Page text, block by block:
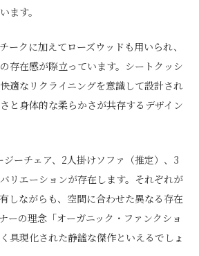
ます。
ークに加えてローズウッドも用いられ、
存在感が際立っています。シートクッシ
適なリクライニングを意識して設計され
と身体的な柔らかさが共存するデザイン
ーチェア、2人掛けソファ（推定）、3
リエーションが存在します。それぞれが
しながらも、空間に合わせた異なる存在
ーの理念「オーガニック・ファンクショ
具現化された静謐な傑作といえるでしょ